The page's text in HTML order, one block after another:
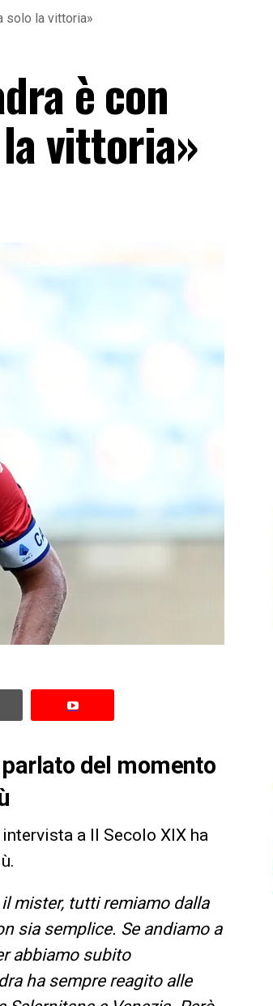
solo la vittoria»
è con
vittoria»
del momento
intervista a Il Secolo XIX ha
mister, tutti remiamo dalla
sia semplice. Se andiamo a
abbiamo subito
ha sempre reagito alle